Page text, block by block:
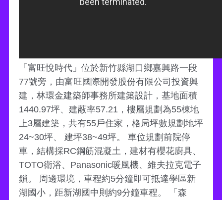
「富旺悅時代」位於新竹縣湖口鄉嘉興路一段
77號旁，由富旺國際開發股份有限公司投資興
建，林環金建築師事務所建築設計，基地面積
1440.97坪、建蔽率57.21，樓層規劃為55棟地
上3層建築，共有55戶住家，格局坪數規劃地坪
24~30坪、 建坪38~49坪。 車位規劃前院停
車，結構採RC鋼筋混凝土，建材有櫻花廚具、
TOTO衛浴、Panasonic暖風機、維夫拉克電子
鎖。 周邊環境，車程約5分鐘即可抵達學區新
湖國小，距新湖國中則約9分鐘車程。 「森